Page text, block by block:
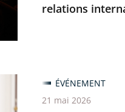
relations
ÉVÉNEMENT
21 mai 2026